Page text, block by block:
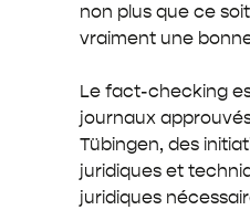
non plus que ce
vraiment une
Le fact-checking
journaux
Tübingen, des
juridiques et
juridiques